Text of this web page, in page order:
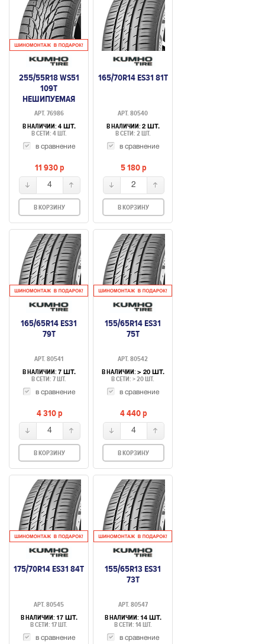
255/55R18 WS51
109T
НЕШИПУЕМАЯ
АРТ. 76986
В НАЛИЧИИ: 4 ШТ.
В СЕТИ: 4 ШТ.
в сравнение
11 930p
4
В КОРЗИНУ
165/70R14 ES31 81T
АРТ. 80540
В НАЛИЧИИ: 2 ШТ.
В СЕТИ: 2 ШТ.
в сравнение
5 180p
2
В КОРЗИНУ
165/65R14 ES31
79T
АРТ. 80541
В НАЛИЧИИ: 7 ШТ.
В СЕТИ: 7 ШТ.
в сравнение
4 310p
4
В КОРЗИНУ
155/65R14 ES31
75T
АРТ. 80542
В НАЛИЧИИ: > 20 ШТ.
В СЕТИ: > 20 ШТ.
в сравнение
4 440p
4
В КОРЗИНУ
175/70R14 ES31 84T
АРТ. 80545
В НАЛИЧИИ: 17 ШТ.
В СЕТИ: 17 ШТ.
в сравнение
155/65R13 ES31
73T
АРТ. 80547
В НАЛИЧИИ: 14 ШТ.
В СЕТИ: 14 ШТ.
в сравнение